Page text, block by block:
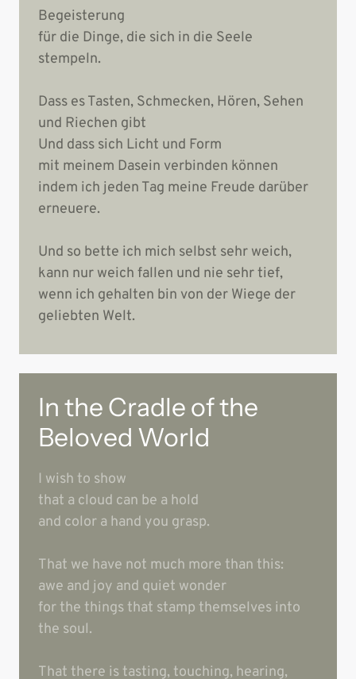
Begeisterung
für die Dinge, die sich in die Seele
stempeln.
Dass es Tasten, Schmecken, Hören, Sehen
und Riechen gibt
Und dass sich Licht und Form
mit meinem Dasein verbinden können
indem ich jeden Tag meine Freude darüber
erneuere.
Und so bette ich mich selbst sehr weich,
kann nur weich fallen und nie sehr tief,
wenn ich gehalten bin von der Wiege der
geliebten Welt.
In the Cradle of the
Beloved World
I wish to show
that a cloud can be a hold
and color a hand you grasp.
That we have not much more than this:
awe and joy and quiet wonder
for the things that stamp themselves into
the soul.
That there is tasting, touching, hearing,